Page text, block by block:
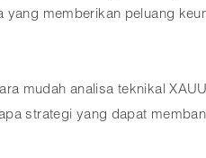
yang memberikan peluang
mudah analisa teknikal
strategi yang dapat